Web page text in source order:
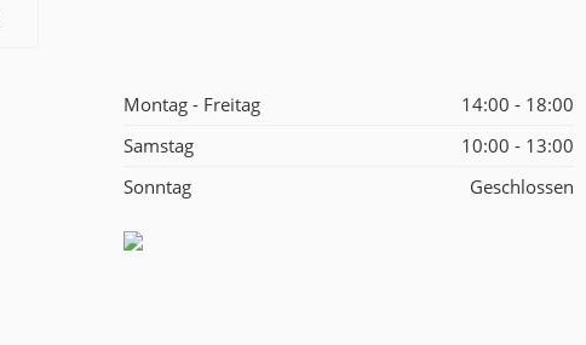
Montag - Freitag
14:00 - 18:00
Samstag
10:00 - 13:00
Sonntag
Geschlossen